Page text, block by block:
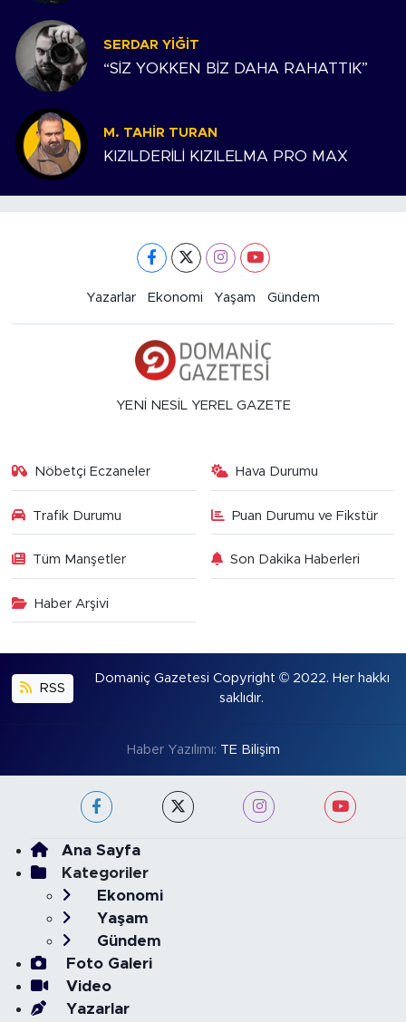
SERDAR YIĞIT
“SİZ YOKKEN BİZ DAHA RAHATTIK”
M. TAHIR TURAN
KIZILDERİLİ KIZILELMA PRO MAX
Yazarlar Ekonomi Yaşam Gündem
YENİ NESİL YEREL GAZETE
Nöbetçi Eczaneler Hava Durumu
Trafik Durumu Puan Durumu ve Fikstür
Tüm Manşetler Son Dakika Haberleri
Haber Arşivi
RSS
Domaniç Gazetesi Copyright © 2022. Her hakkı
saklıdır.
Haber Yazılımı: TE Bilişim
Ana Sayfa
Kategoriler
Ekonomi
Yaşam
Gündem
Foto Galeri
Video
Yazarlar